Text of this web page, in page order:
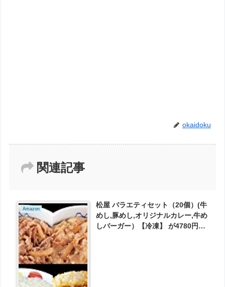
okaidoku
関連記事
Amazon
松屋 バラエティセット（20個）(牛
めし,豚めし,オリジナルカレー,牛め
しバーガー）【冷凍】 が4780円と